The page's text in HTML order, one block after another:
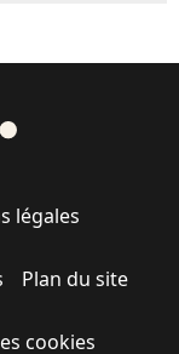
légales
Plan du site
cookies